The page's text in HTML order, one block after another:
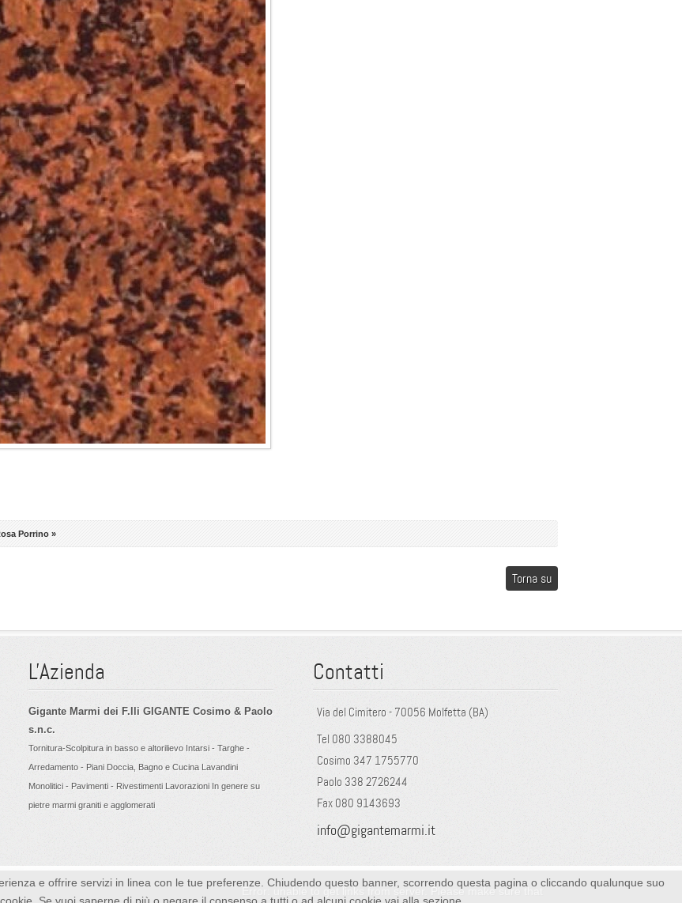
Porrino »
Torna su
L'Azienda
Gigante Marmi dei F.lli GIGANTE Cosimo & Paolo
s.n.c.
Tornitura-Scolpitura in basso e altorilievo Intarsi - Targhe -
Arredamento - Piani Doccia, Bagno e Cucina Lavandini
Monolitici - Pavimenti - Rivestimenti Lavorazioni In genere su
pietre marmi graniti e agglomerati
Contatti
Via del Cimitero - 70056 Molfetta (BA)
Tel 080 3388045
Cosimo 347 1755770
Paolo 338 2726244
Fax 080 9143693
info@gigantemarmi.it
Error: unable to get links from server. Please make sure that
e offrire servizi in linea con le tue preferenze. Chiudendo questo banner, scorrendo questa pagina o cliccando qualunque suo